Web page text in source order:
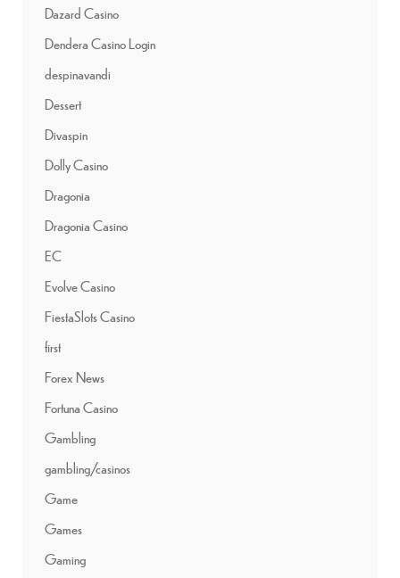
Dazard Casino
Dendera Casino Login
despinavandi
Dessert
Divaspin
Dolly Casino
Dragonia
Dragonia Casino
EC
Evolve Casino
FiestaSlots Casino
first
Forex News
Fortuna Casino
Gambling
gambling/casinos
Game
Games
Gaming